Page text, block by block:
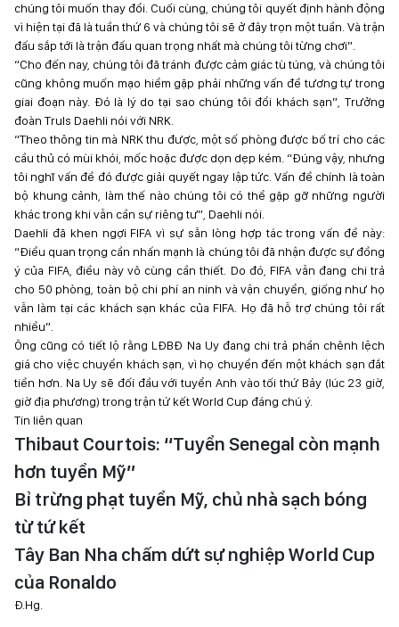
chúng tôi muốn thay đổi. Cuối cùng, chúng tôi quyết định hành động
vì hiện tại đã là tuần thứ 6 và chúng tôi sẽ ở đây trọn một tuần. Và trận
đấu sắp tới là trận đấu quan trọng nhất mà chúng tôi từng chơi”.
“Cho đến nay, chúng tôi đã tránh được cảm giác tù túng, và chúng tôi
cũng không muốn mạo hiểm gặp phải những vấn đề tương tự trong
giai đoạn này. Đó là lý do tại sao chúng tôi đổi khách sạn”, Trưởng
đoàn Truls Daehli nói với NRK.
“Theo thông tin mà NRK thu được, một số phòng được bố trí cho các
cầu thủ có mùi khói, mốc hoặc được dọn dẹp kém. “Đúng vậy, nhưng
tôi nghĩ vấn đề đó được giải quyết ngay lập tức. Vấn đề chính là toàn
bộ khung cảnh, làm thế nào chúng tôi có thể gặp gỡ những người
khác trong khi vẫn cần sự riêng tư”, Daehli nói.
Daehli đã khen ngợi FIFA vì sự sẵn lòng hợp tác trong vấn đề này:
“Điều quan trọng cần nhấn mạnh là chúng tôi đã nhận được sự đồng
ý của FIFA, điều này vô cùng cần thiết. Do đó, FIFA vẫn đang chi trả
cho 50 phòng, toàn bộ chi phí an ninh và vận chuyển, giống như họ
vẫn làm tại các khách sạn khác của FIFA. Họ đã hỗ trợ chúng tôi rất
nhiều”.
Ông cũng có tiết lộ rằng LĐBĐ Na Uy đang chi trả phần chênh lệch
giá cho việc chuyển khách sạn, vì họ chuyển đến một khách sạn đắt
tiền hơn. Na Uy sẽ đối đầu với tuyển Anh vào tối thứ Bảy (lúc 23 giờ,
giờ địa phương) trong trận tứ kết World Cup đáng chú ý.
Tin liên quan
Thibaut Courtois: “Tuyển Senegal còn mạnh
hơn tuyển Mỹ”
Bỉ trừng phạt tuyển Mỹ, chủ nhà sạch bóng
từ tứ kết
Tây Ban Nha chấm dứt sự nghiệp World Cup
của Ronaldo
Đ.Hg.